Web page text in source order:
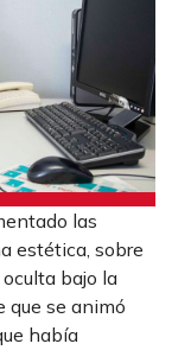
las
estética, sobre
bajo la
que se animó
había